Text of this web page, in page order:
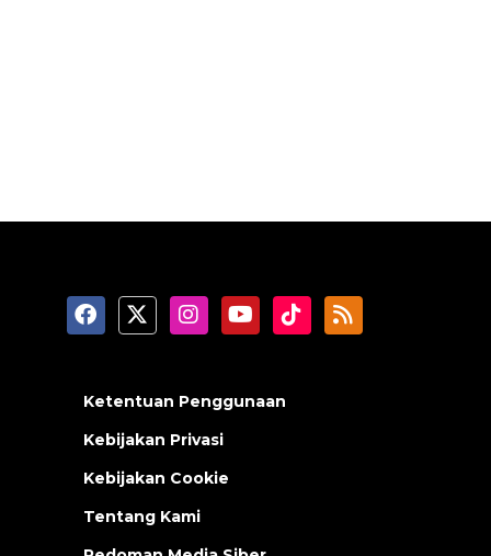
Ketentuan Penggunaan
Kebijakan Privasi
Kebijakan Cookie
Tentang Kami